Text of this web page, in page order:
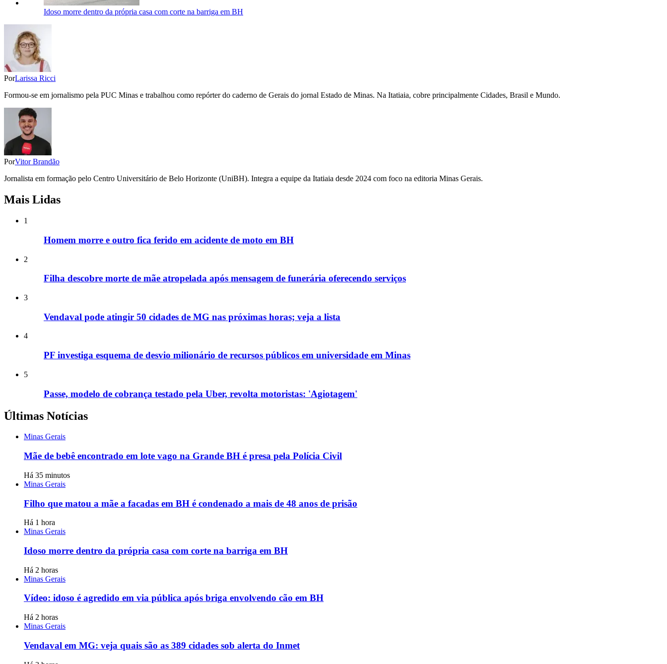
Idoso morre dentro da própria casa com corte na barriga em BH
PorLarissa Ricci
Formou-se em jornalismo pela PUC Minas e trabalhou como repórter do caderno de Gerais do jornal Estado de Minas. Na Itatiaia, cobre principalmente Cidades, Brasil e Mundo.
PorVitor Brandão
Jornalista em formação pelo Centro Universitário de Belo Horizonte (UniBH). Integra a equipe da Itatiaia desde 2024 com foco na editoria Minas Gerais.
Mais Lidas
1
Homem morre e outro fica ferido em acidente de moto em BH
2
Filha descobre morte de mãe atropelada após mensagem de funerária oferecendo serviços
3
Vendaval pode atingir 50 cidades de MG nas próximas horas; veja a lista
4
PF investiga esquema de desvio milionário de recursos públicos em universidade em Minas
5
Passe, modelo de cobrança testado pela Uber, revolta motoristas: 'Agiotagem'
Últimas Notícias
Minas Gerais
Mãe de bebê encontrado em lote vago na Grande BH é presa pela Polícia Civil
Há 35 minutos
Minas Gerais
Filho que matou a mãe a facadas em BH é condenado a mais de 48 anos de prisão
Há 1 hora
Minas Gerais
Idoso morre dentro da própria casa com corte na barriga em BH
Há 2 horas
Minas Gerais
Vídeo: idoso é agredido em via pública após briga envolvendo cão em BH
Há 2 horas
Minas Gerais
Vendaval em MG: veja quais são as 389 cidades sob alerta do Inmet